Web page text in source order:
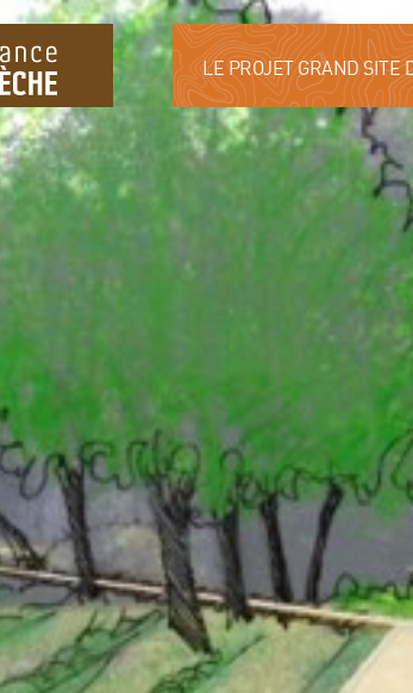
LE PROJET GRAND SITE
LE LABEL GRAND SITE
PLAN DE PAYSAGE ET
L’ESPRIT DES GORGES